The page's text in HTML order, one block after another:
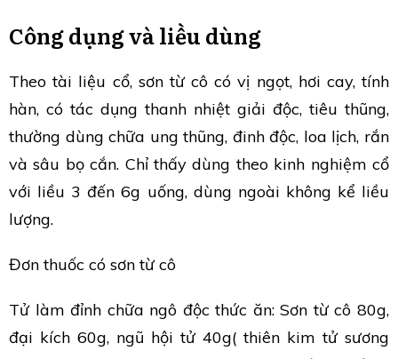
Công dụng và liều dùng
Theo tài liệu cổ, sơn từ cô có vị ngọt, hơi cay, tính
hàn, có tác dụng thanh nhiệt giải độc, tiêu thũng,
thường dùng chữa ung thũng, đinh độc, loa lịch, rắn
và sâu bọ cắn. Chỉ thấy dùng theo kinh nghiệm cổ
với liều 3 đến 6g uống, dùng ngoài không kể liều
lượng.
Đơn thuốc có sơn từ cô
Tử làm đỉnh chữa ngô độc thức ăn: Sơn từ cô 80g,
đại kích 60g, ngũ hội tử 40g( thiên kim tử sương